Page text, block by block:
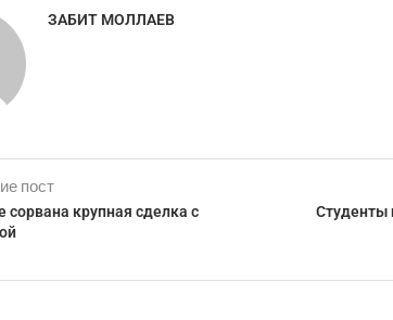
ЗАБИТ МОЛЛАЕВ
пост
сорвана крупная сделка с
Студенты